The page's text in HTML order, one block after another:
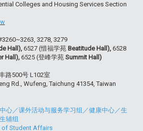
Colleges and Housing Services Section
3278, 3279
Hall),6527 (惜福学苑 Beatitude Hall), 6528
Hall), 6525 (登峰学苑 Summit Hall)
路500号 L102室
Rd., Wufeng, Taichung 41354, Taiwan
心／课外活动与服务学习组 ／健康中心／生
生辅组
of Student Affairs